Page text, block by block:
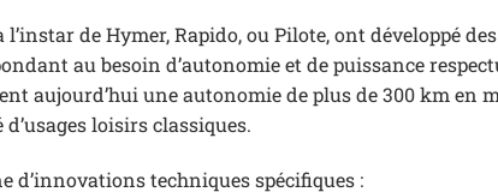
de Hymer, Rapido, ou Pilote, ont développé
au besoin d’autonomie et de puissance
aujourd’hui une autonomie de plus de 300 km en
loisirs classiques.
d’innovations techniques spécifiques :